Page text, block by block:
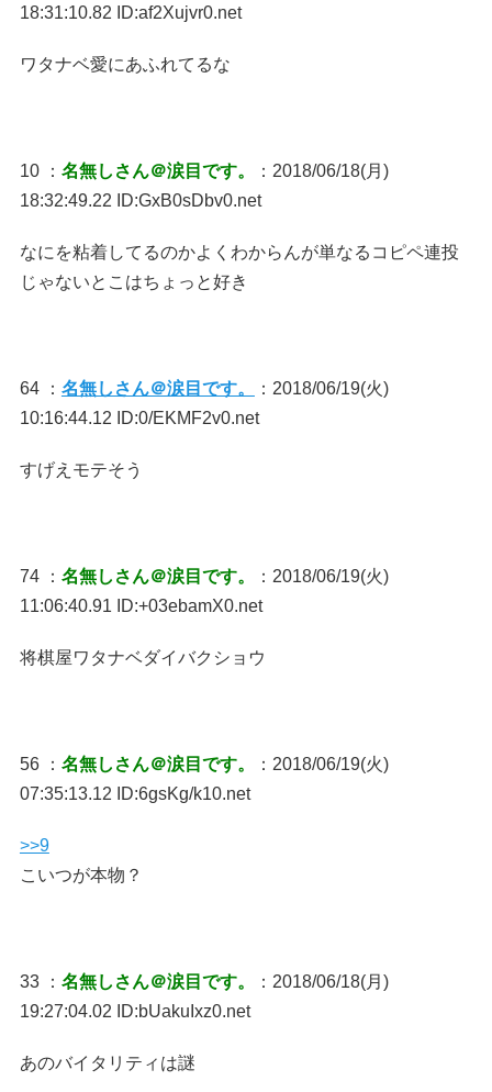
18:31:10.82 ID:af2Xujvr0.net
ワタナベ愛にあふれてるな
10 ： 名無しさん＠涙目です。
：2018/06/18(月)
18:32:49.22 ID:GxB0sDbv0.net
なにを粘着してるのかよくわからんが単なるコピペ連投
じゃないとこはちょっと好き
64 ： 名無しさん＠涙目です。
：2018/06/19(火)
10:16:44.12 ID:0/EKMF2v0.net
すげえモテそう
74 ： 名無しさん＠涙目です。
：2018/06/19(火)
11:06:40.91 ID:+03ebamX0.net
将棋屋ワタナベダイバクショウ
56 ： 名無しさん＠涙目です。
：2018/06/19(火)
07:35:13.12 ID:6gsKg/k10.net
>>9
こいつが本物？
33 ： 名無しさん＠涙目です。
：2018/06/18(月)
19:27:04.02 ID:bUakuIxz0.net
あのバイタリティは謎